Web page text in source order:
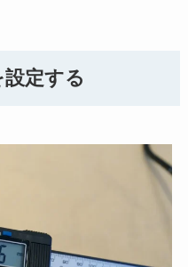
定する